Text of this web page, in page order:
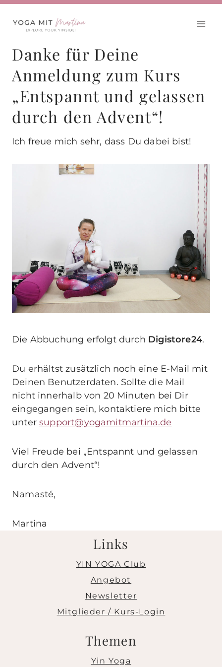
Zum
Inhalt
springen
Danke für Deine
Anmeldung zum Kurs
„Entspannt und gelassen
durch den Advent“!
Ich freue mich sehr, dass Du dabei bist!
Die Abbuchung erfolgt durch Digistore24.
Du erhältst zusätzlich noch eine E-Mail mit
Deinen Benutzerdaten. Sollte die Mail
nicht innerhalb von 20 Minuten bei Dir
eingegangen sein, kontaktiere mich bitte
untersupport@yogamitmartina.de
Viel Freude bei „Entspannt und gelassen
durch den Advent“!
Namasté,
Martina
Links
YIN YOGA Club
Angebot
Newsletter
Mitglieder / Kurs-Login
Themen
Yin Yoga